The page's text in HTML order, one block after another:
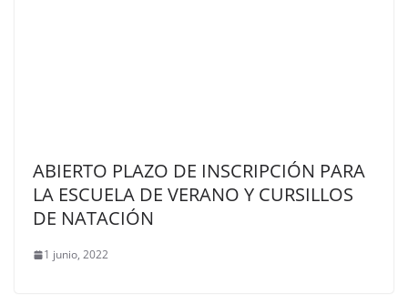
ABIERTO PLAZO DE INSCRIPCIÓN PARA
LA ESCUELA DE VERANO Y CURSILLOS
DE NATACIÓN
1 junio, 2022